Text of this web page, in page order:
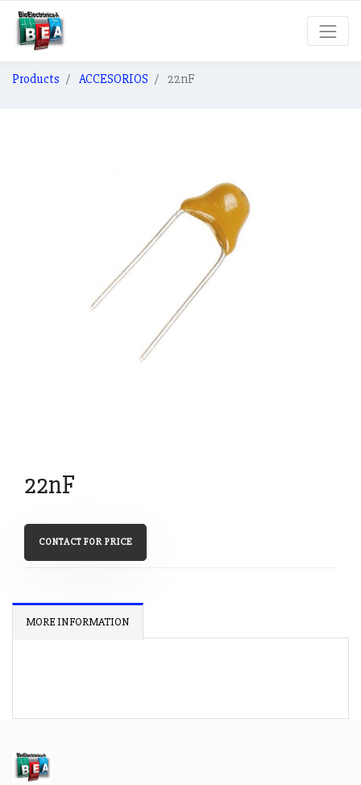
Products ACCESORIOS 22nF
22nF
CONTACT FOR PRICE
MORE INFORMATION